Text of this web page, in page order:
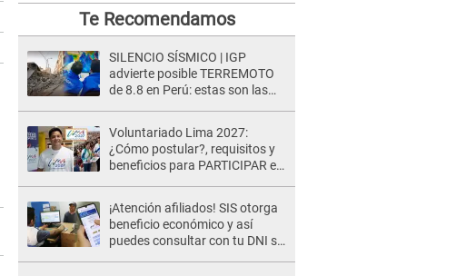
Te Recomendamos
SILENCIO SÍSMICO | IGP
advierte posible TERREMOTO
de 8.8 en Perú: estas son las
Voluntariado Lima 2027:
¿Cómo postular?, requisitos y
beneficios para PARTICIPAR en
¡Atención afiliados! SIS otorga
beneficio económico y así
puedes consultar con tu DNI si